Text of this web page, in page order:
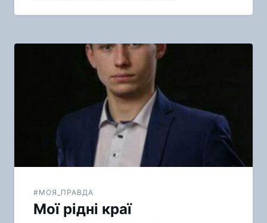
#МОЯ_ПРАВДА
Мої рідні краї